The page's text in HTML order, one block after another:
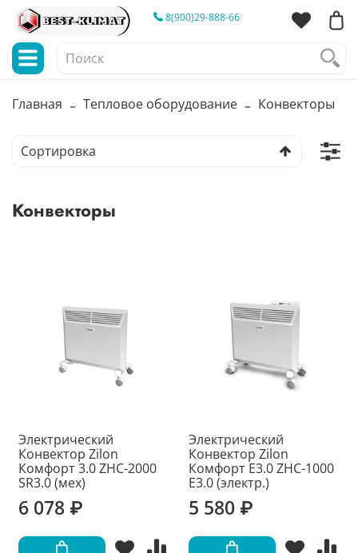
8(900)29-888-66
Главная Тепловое оборудование Конвекторы
Конвекторы
Электрический
Конвектор Zilon
Комфорт 3.0 ZHC-2000
SR3.0 (мех)
6 078 ₽
Электрический
Конвектор Zilon
Комфорт E3.0 ZHC-1000
Е3.0 (электр.)
5 580 ₽